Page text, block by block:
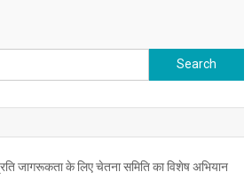
Search for:
जागरूकता के लिए चेतना समिति का विशेष अभियान